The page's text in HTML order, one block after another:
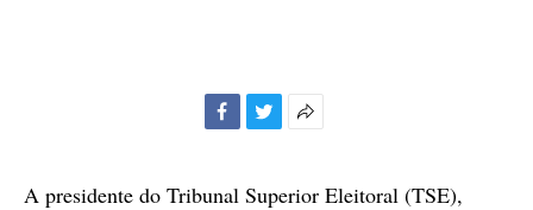
compartilhamento
A presidente do Tribunal Superior Eleitoral (TSE),